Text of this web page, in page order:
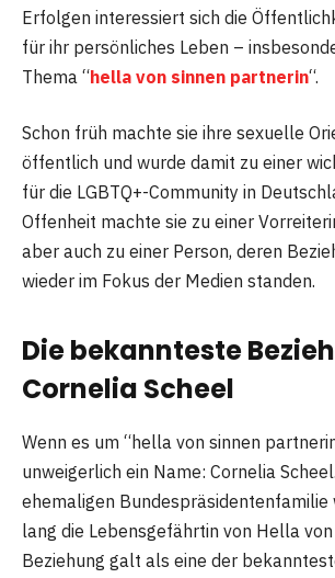
Erfolgen interessiert sich die
für ihr persönliches Leben –
Thema “hella von sinnen partnerin“.
Schon früh machte sie ihre sexuelle
öffentlich und wurde damit zu einer
für die LGBTQ+-Community in
Offenheit machte sie zu einer
aber auch zu einer Person, deren
wieder im Fokus der Medien standen.
Die bekannteste
Cornelia Scheel
Wenn es um “hella von sinnen
unweigerlich ein Name: Cornelia
ehemaligen Bundespräsidentenfamilie
lang die Lebensgefährtin von Hella von
Beziehung galt als eine der